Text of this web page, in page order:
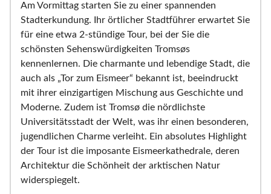
Am Vormittag starten Sie zu einer spannenden
Stadterkundung. Ihr örtlicher Stadtführer erwartet Sie
für eine etwa 2-stündige Tour, bei der Sie die
schönsten Sehenswürdigkeiten Tromsøs
kennenlernen. Die charmante und lebendige Stadt, die
auch als „Tor zum Eismeer“ bekannt ist, beeindruckt
mit ihrer einzigartigen Mischung aus Geschichte und
Moderne. Zudem ist Tromsø die nördlichste
Universitätsstadt der Welt, was ihr einen besonderen,
jugendlichen Charme verleiht. Ein absolutes Highlight
der Tour ist die imposante Eismeerkathedrale, deren
Architektur die Schönheit der arktischen Natur
widerspiegelt.